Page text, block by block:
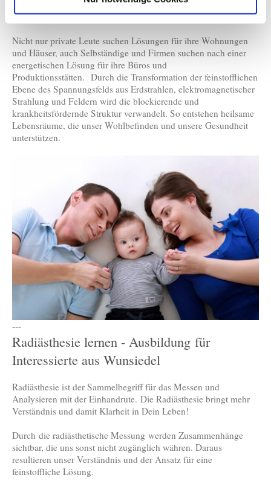
Räumlichkeiten, in denen ein vitales Schlafen, Wohnen und
Arbeiten möglich ist.
Nicht nur private Leute suchen Lösungen für ihre Wohnungen
und Häuser, auch Selbständige und Firmen suchen nach einer
energetischen Lösung für ihre Büros und
Produktionsstätten. Durch die Transformation der feinstofflichen
Ebene des Spannungsfelds aus Erdstrahlen, elektromagnetischer
Strahlung und Feldern wird die blockierende und
krankheitsfördernde Struktur verwandelt. So entstehen heilsame
Lebensräume, die unser Wohlbefinden und unsere Gesundheit
unterstützen.
---
Radiästhesie lernen - Ausbildung für
Interessierte aus Wunsiedel
Radiästhesie ist der Sammelbegriff für das Messen und
Analysieren mit der Einhandrute. Die Radiästhesie bringt mehr
Verständnis und damit Klarheit in Dein Leben!
Durch die radiästhetische Messung werden Zusammenhänge
sichtbar, die uns sonst nicht zugänglich währen. Daraus
resultieren unser Verständnis und der Ansatz für eine
feinstoffliche Lösung.